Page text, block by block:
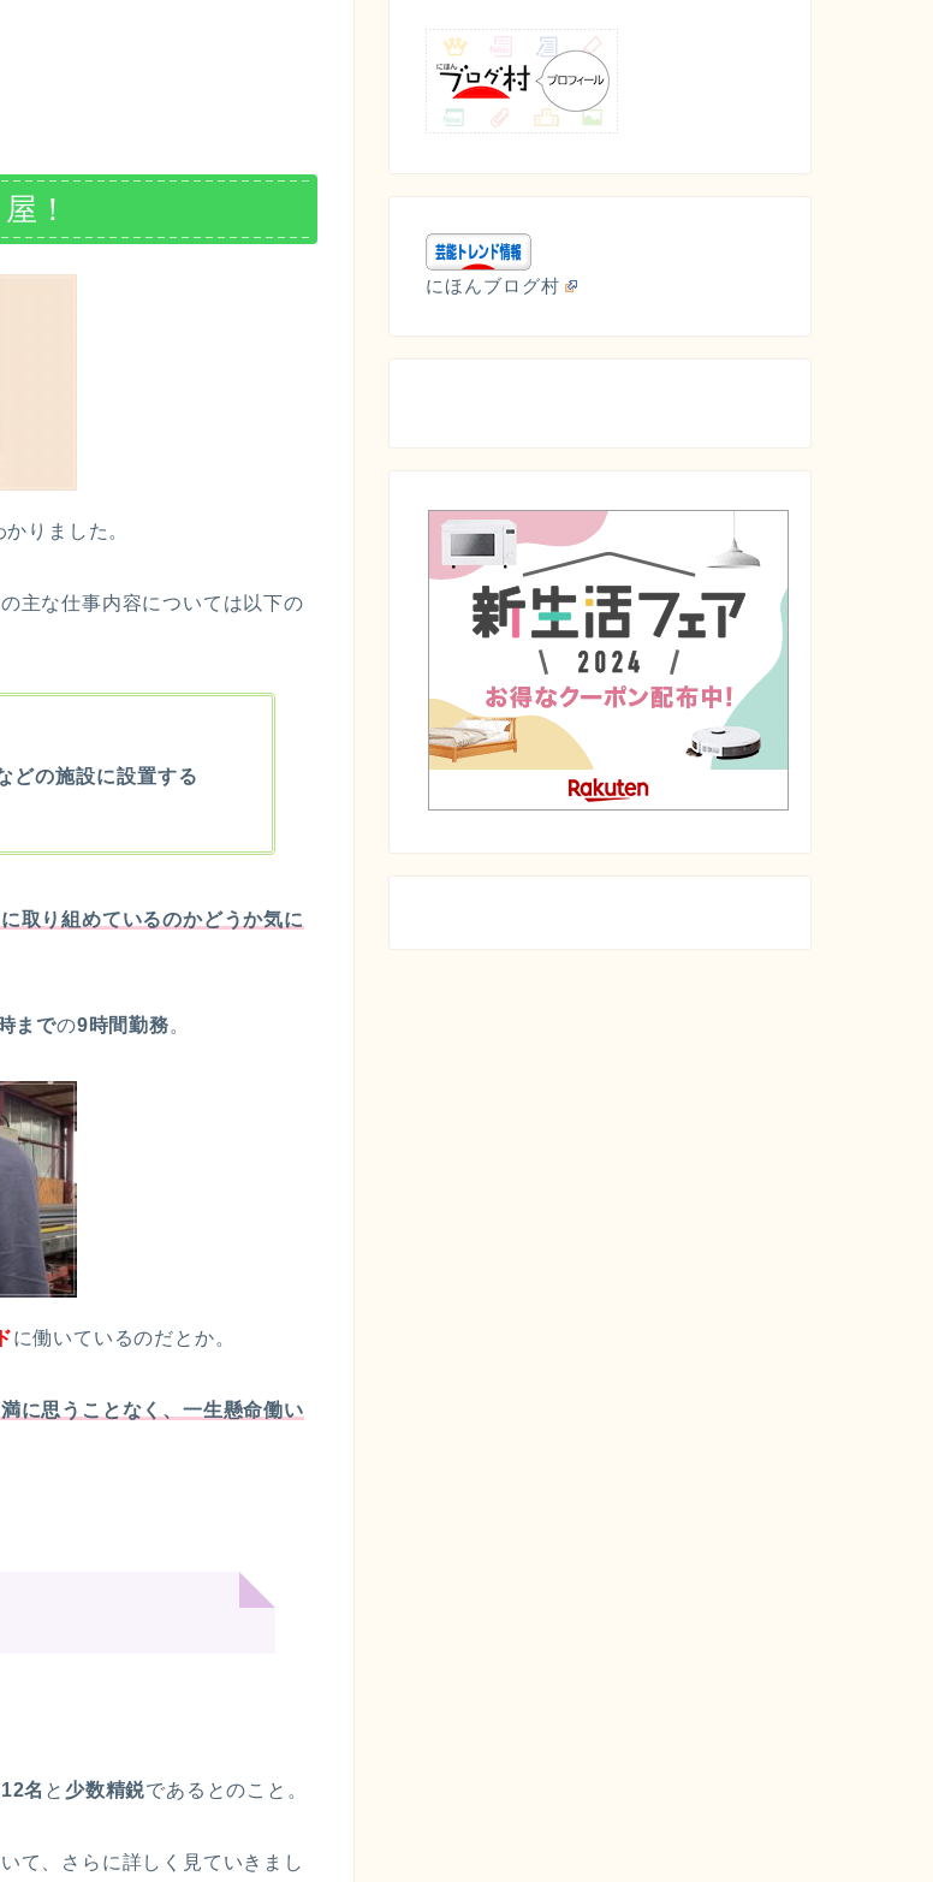
！
かりました。
主な仕事内容については以下の
どの施設に設置する
取り組めているのかどうか気に
までの9時間勤務。
に働いているのだとか。
に思うことなく、一生懸命働い
12名 と 少数精鋭であるとのこと。
て、さらに詳しく見ていきまし
にほんブログ村